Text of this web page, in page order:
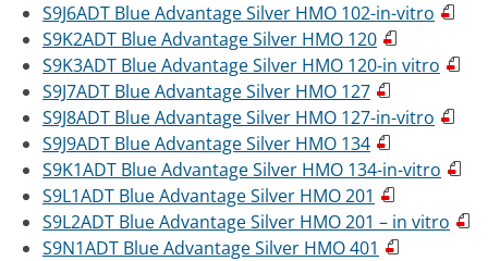
S9J6ADT Blue Advantage Silver HMO 102-in-vitro
S9K2ADT Blue Advantage Silver HMO 120
S9K3ADT Blue Advantage Silver HMO 120-in vitro
S9J7ADT Blue Advantage Silver HMO 127
S9J8ADT Blue Advantage Silver HMO 127-in-vitro
S9J9ADT Blue Advantage Silver HMO 134
S9K1ADT Blue Advantage Silver HMO 134-in-vitro
S9L1ADT Blue Advantage Silver HMO 201
S9L2ADT Blue Advantage Silver HMO 201 – in vitro
S9N1ADT Blue Advantage Silver HMO 401